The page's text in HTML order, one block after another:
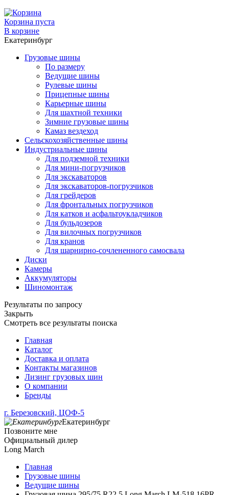
Корзина пуста
В корзине
Екатеринбург
Грузовые шины
По размеру
Ведущие шины
Рулевые шины
Прицепные шины
Карьерные шины
Для шахтной техники
Зимние грузовые шины
Камаз вездеход
Сельскохозяйственные шины
Индустриальные шины
Для подземной техники
Для мини-погрузчиков
Для экскаваторов
Для экскаваторов-погрузчиков
Для грейдеров
Для фронтальных погрузчиков
Для катков и асфальтоукладчиков
Для бульдозеров
Для вилочных погрузчиков
Для кранов
Для шарнирно-сочлененного самосвала
Диски
Камеры
Аккумуляторы
Шиномонтаж
Результаты по запросу
Закрыть
Смотреть все результаты поиска
Главная
Каталог
Доставка и оплата
Контакты магазинов
Лизинг грузовых шин
О компании
Бренды
г. Березовский, ЦОФ-5
Екатеринбург
Позвоните мне
Официальный дилер
Long March
Главная
Грузовые шины
Ведущие шины